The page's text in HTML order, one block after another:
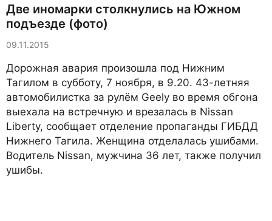
Две иномарки столкнулись на Южном
подъезде (фото)
09.11.2015
Дорожная авария произошла под Нижним
Тагилом в субботу, 7 ноября, в 9.20. 43-летняя
автомобилистка за рулём Geely во время обгона
выехала на встречную и врезалась в Nissan
Liberty, сообщает отделение пропаганды ГИБДД
Нижнего Тагила. Женщина отделалась ушибами.
Водитель Nissan, мужчина 36 лет, также получил
ушибы.